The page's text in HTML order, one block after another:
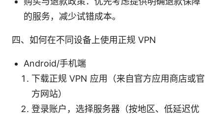
的服务，减少试错成本。
四、如何在不同设备上使用正规 VPN
Android/手机端
下载正规 VPN 应用（来自官方应用商店或官
方网站）
登录账户，选择服务器（按地区、低延迟优